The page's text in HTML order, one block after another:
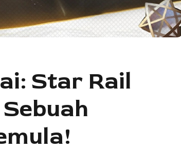
Star Rail